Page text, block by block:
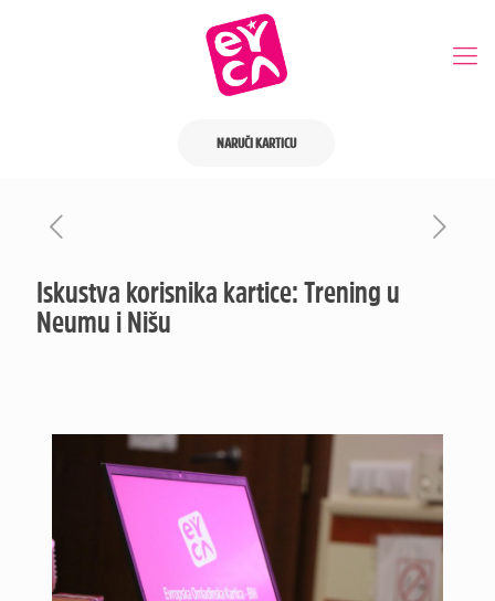
NARUČI KARTICU
Iskustva korisnika kartice: Trening u
Neumu i Nišu